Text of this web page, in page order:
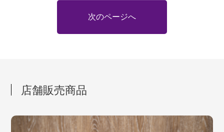
次のページへ
店舗販売商品